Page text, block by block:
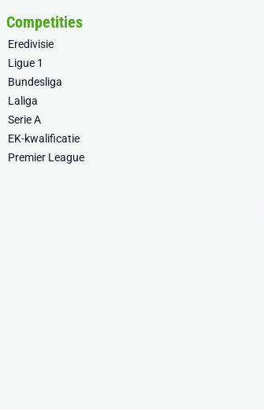
Competities
Eredivisie
Ligue 1
Bundesliga
Laliga
Serie A
EK-kwalificatie
Premier League